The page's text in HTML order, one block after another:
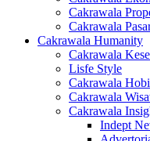
Cakrawala
Cakrawala
Cakrawala Humanity
Cakrawala
Lisfe Style
Cakrawala Hobi
Cakrawala
Cakrawala
Indept